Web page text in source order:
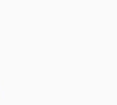
ha
steder.
om
her